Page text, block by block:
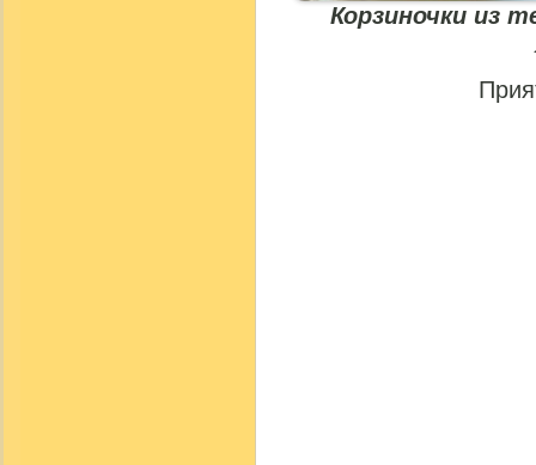
Корзиночки из